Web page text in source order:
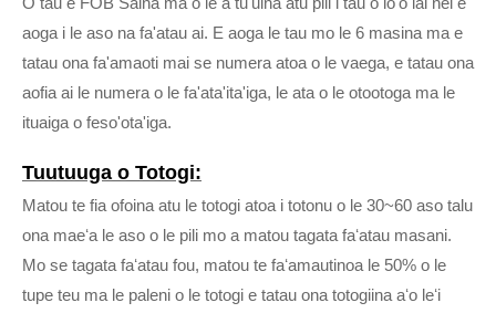
aoga i le aso na fa'atau ai. E aoga le tau mo le 6 masina ma e
tatau ona fa'amaoti mai se numera atoa o le vaega, e tatau ona
aofia ai le numera o le fa'ata'ita'iga, le ata o le otootoga ma le
ituaiga o feso'ota'iga.
Tuutuuga o Totogi:
Matou te fia ofoina atu le totogi atoa i totonu o le 30~60 aso talu
ona maeʻa le aso o le pili mo a matou tagata faʻatau masani.
Mo se tagata faʻatau fou, matou te faʻamautinoa le 50% o le
tupe teu ma le paleni o le totogi e tatau ona totogiina aʻo leʻi